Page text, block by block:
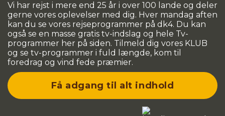
Vi har rejst i mere end 25 år i over 100 lande og deler
gerne vores oplevelser med dig. Hver mandag aften
kan du se vores rejseprogrammer på dk4. Du kan
også se en masse gratis tv-indslag og hele Tv-
programmer her på siden. Tilmeld dig vores KLUB
og se tv-programmer i fuld længde, kom til
foredrag og vind fede præmier.
Få adgang til alt indhold